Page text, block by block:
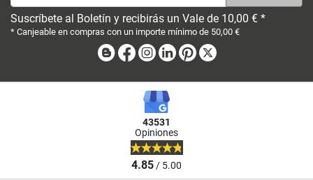
Suscríbete al Boletín y recibirás un Vale de 10,00 € *
* Canjeable en compras con un importe mínimo de 50,00 €
BlogFacebook
Instagram
LinkedinPinterest
43531
Opiniones
4.85/ 5.00